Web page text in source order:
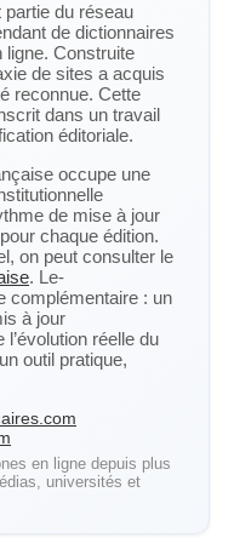
partie du réseau
de dictionnaires
ligne. Construite
de sites a acquis
reconnue. Cette
dans un travail
éditoriale.
occupe une
de mise à jour
chaque édition.
on peut consulter le
. Le-
complémentaire : un
à jour
réelle du
outil pratique,
en ligne depuis plus
universités et